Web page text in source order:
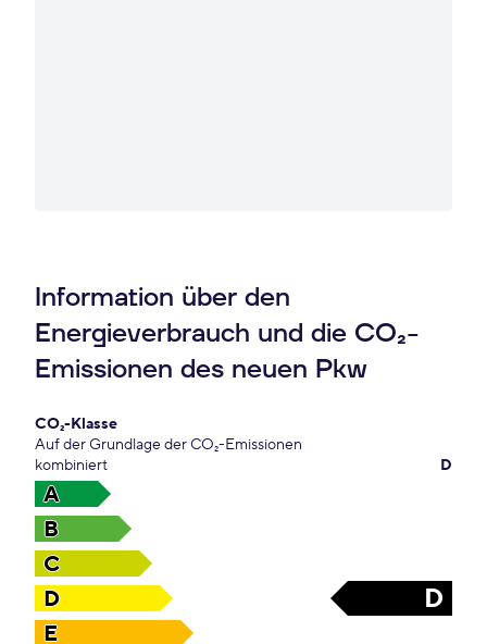
Information über den
Energieverbrauch und die CO₂-
Emissionen des neuen Pkw
CO₂-Klasse
Auf der Grundlage der CO₂-Emissionen
kombiniert
D
A
B
C
D
D
E